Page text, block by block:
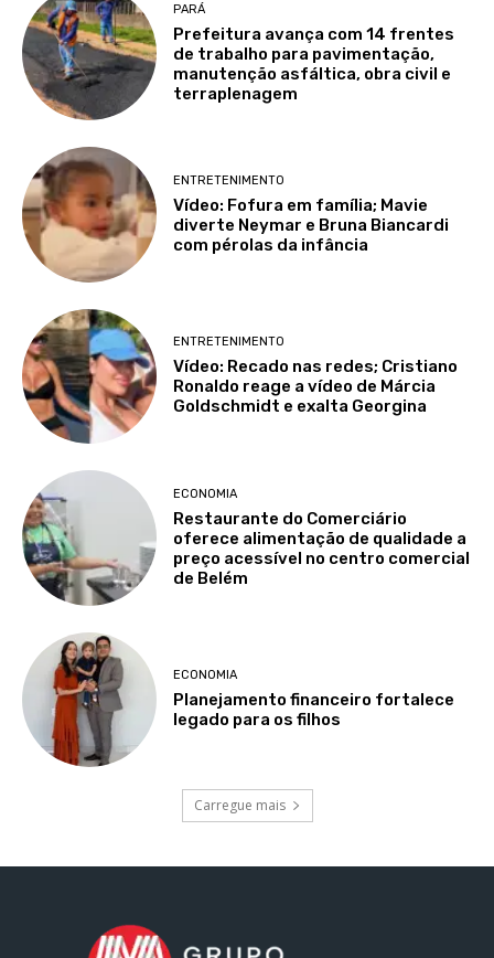
PARÁ
Prefeitura avança com 14 frentes
de trabalho para pavimentação,
manutenção asfáltica, obra civil e
terraplenagem
ENTRETENIMENTO
Vídeo: Fofura em família; Mavie
diverte Neymar e Bruna Biancardi
com pérolas da infância
ENTRETENIMENTO
Vídeo: Recado nas redes; Cristiano
Ronaldo reage a vídeo de Márcia
Goldschmidt e exalta Georgina
ECONOMIA
Restaurante do Comerciário
oferece alimentação de qualidade a
preço acessível no centro comercial
de Belém
ECONOMIA
Planejamento financeiro fortalece
legado para os filhos
Carregue mais